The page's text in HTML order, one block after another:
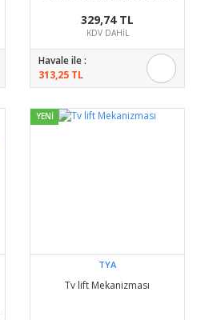
329,74 TL
KDV DAHİL
Havale ile :
313,25 TL
YENİ
TYA
Tv lift Mekanizması